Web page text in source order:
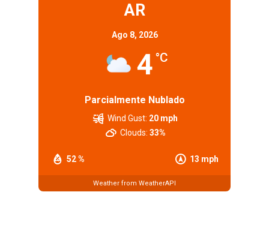
AR
Ago 8, 2026
4 °C
Parcialmente Nublado
52 % 13 mph
Wind Gust: 20 mph
Clouds: 33%
Weather from WeatherAPI